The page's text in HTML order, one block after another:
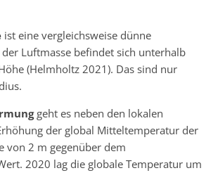
ist eine vergleichsweise dünne
Luftmasse befindet sich unterhalb
(Helmholtz 2021). Das sind nur
geht es neben den lokalen
der global Mitteltemperatur der
von 2 m gegenüber dem
2020 lag die globale Temperatur um